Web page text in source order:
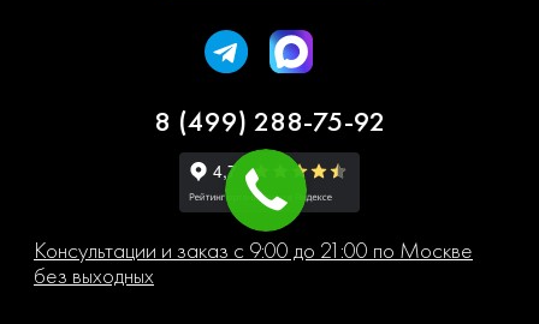
8 (499) 288-75-92
Консультации и заказ с 9:00 до 21:00 по Москве
без выходных